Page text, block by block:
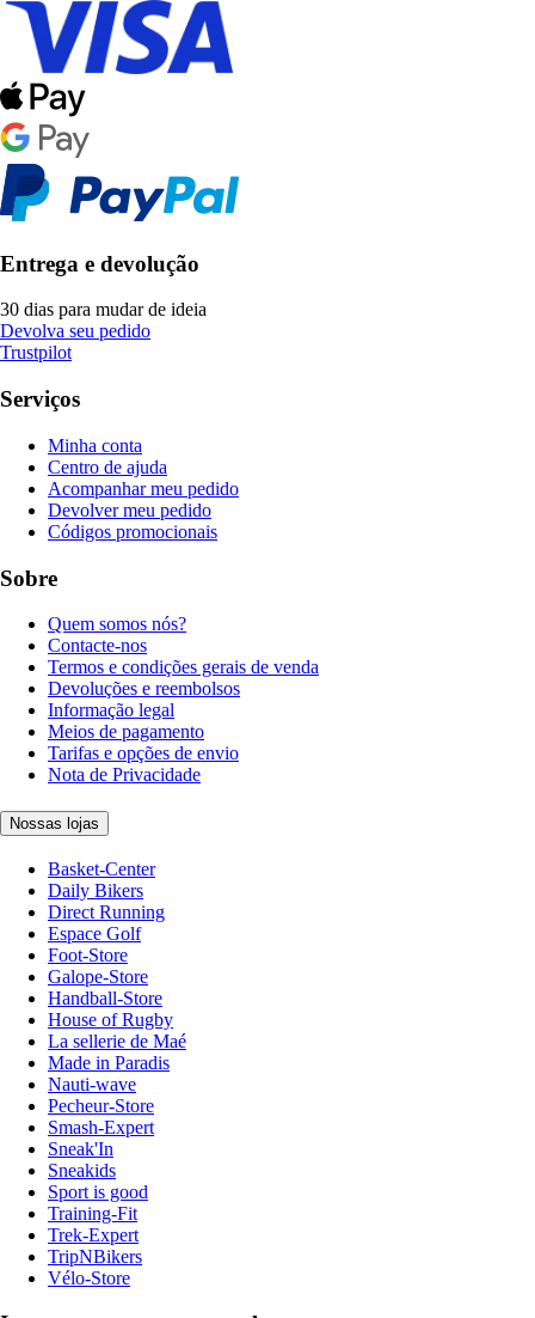
Entrega e devolução
30 dias para mudar de ideia
Devolva seu pedido
Trustpilot
Serviços
Minha conta
Centro de ajuda
Acompanhar meu pedido
Devolver meu pedido
Códigos promocionais
Sobre
Quem somos nós?
Contacte-nos
Termos e condições gerais de venda
Devoluções e reembolsos
Informação legal
Meios de pagamento
Tarifas e opções de envio
Nota de Privacidade
Nossas lojas
Basket-Center
Daily Bikers
Direct Running
Espace Golf
Foot-Store
Galope-Store
Handball-Store
House of Rugby
La sellerie de Maé
Made in Paradis
Nauti-wave
Pecheur-Store
Smash-Expert
Sneak'In
Sneakids
Sport is good
Training-Fit
Trek-Expert
TripNBikers
Vélo-Store